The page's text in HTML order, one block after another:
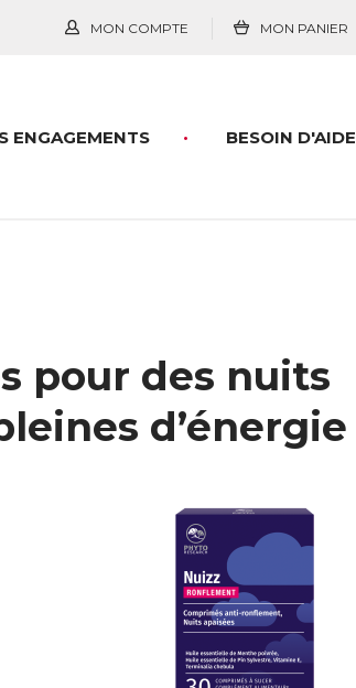
MON COMPTE MON PANIER
BESOIN D'AIDE
ENGAGEMENTS
pour des nuits
d’énergie